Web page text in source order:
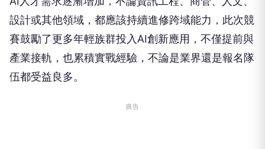
設計或其他領域，都應該持續進修跨域能力，此次競
賽鼓勵了更多年輕族群投入AI創新應用，不僅提前與
產業接軌，也累積實戰經驗，不論是業界還是報名隊
伍都受益良多。
廣告